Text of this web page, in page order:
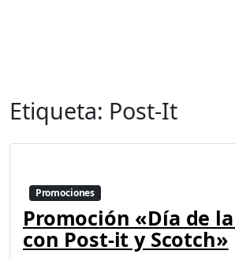
Etiqueta: Post-It
Promociones
Promoción «Día de
con Post-it y Scotch»